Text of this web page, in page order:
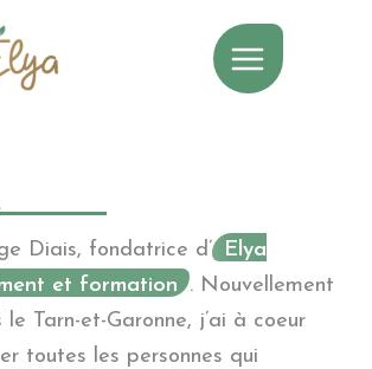
Diais, fondatrice d’
Elya
et formation
. Nouvellement
Tarn-et-Garonne, j’ai à coeur
toutes les personnes qui